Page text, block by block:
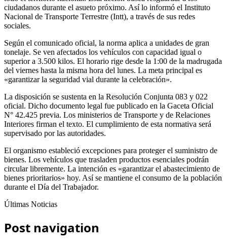
ciudadanos durante el asueto próximo. Así lo informó el Instituto
Nacional de Transporte Terrestre (Intt), a través de sus redes
sociales.
Según el comunicado oficial, la norma aplica a unidades de gran
tonelaje. Se ven afectados los vehículos con capacidad igual o
superior a 3.500 kilos. El horario rige desde la 1:00 de la madrugada
del viernes hasta la misma hora del lunes. La meta principal es
«garantizar la seguridad vial durante la celebración».
La disposición se sustenta en la Resolución Conjunta 083 y 022
oficial. Dicho documento legal fue publicado en la Gaceta Oficial
N° 42.425 previa. Los ministerios de Transporte y de Relaciones
Interiores firman el texto. El cumplimiento de esta normativa será
supervisado por las autoridades.
El organismo estableció excepciones para proteger el suministro de
bienes. Los vehículos que trasladen productos esenciales podrán
circular libremente. La intención es «garantizar el abastecimiento de
bienes prioritarios» hoy. Así se mantiene el consumo de la población
durante el Día del Trabajador.
Últimas Noticias
Post navigation